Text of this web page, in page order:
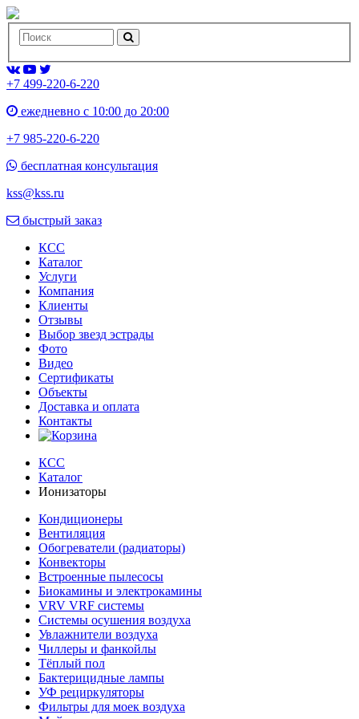
+7 499-220-6-220
ежедневно с 10:00 до 20:00
+7 985-220-6-220
бесплатная консультация
kss@kss.ru
быстрый заказ
КСС
Каталог
Услуги
Компания
Клиенты
Oтзывы
Выбор звезд эстрады
Фото
Видео
Сертификаты
Объекты
Доставка и оплата
Контакты
КСС
Каталог
Ионизаторы
Кондиционеры
Вентиляция
Обогреватели (радиаторы)
Конвекторы
Встроенные пылесосы
Биокамины и электрокамины
VRV VRF системы
Системы осушения воздуха
Увлажнители воздуха
Чиллеры и фанкойлы
Тёплый пол
Бактерицидные лампы
УФ рециркуляторы
Фильтры для моек воздуха